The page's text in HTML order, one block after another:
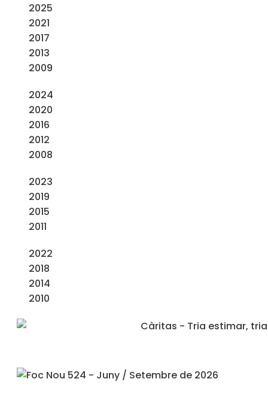
2025
2021
2017
2013
2009
2024
2020
2016
2012
2008
2023
2019
2015
2011
2022
2018
2014
2010